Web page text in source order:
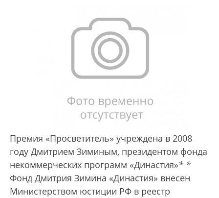
Премия «Просветитель» учреждена в 2008
году Дмитрием Зиминым, президентом фонда
некоммерческих программ «Династия»* *
Фонд Дмитрия Зимина «Династия» внесен
Министерством юстиции РФ в реестр